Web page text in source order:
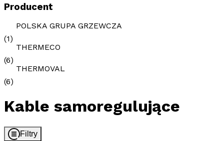
Producent
POLSKA GRUPA GRZEWCZA
(1)
THERMECO
(6)
THERMOVAL
(6)
Kable samoregulujące
Filtry